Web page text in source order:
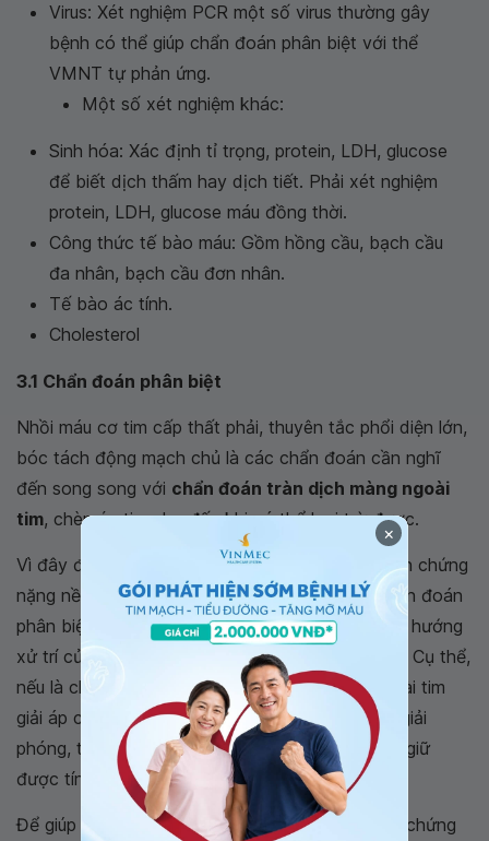
Virus: Xét nghiệm PCR một số virus thường gây
bệnh có thể giúp chẩn đoán phân biệt với thể
VMNT tự phản ứng.
Một số xét nghiệm khác:
Sinh hóa: Xác định tỉ trọng, protein, LDH, glucose
để biết dịch thấm hay dịch tiết. Phải xét nghiệm
protein, LDH, glucose máu đồng thời.
Công thức tế bào máu: Gồm hồng cầu, bạch cầu
đa nhân, bạch cầu đơn nhân.
Tế bào ác tính.
Cholesterol
3.1 Chẩn đoán phân biệt
Nhồi máu cơ tim cấp thất phải, thuyên tắc phổi diện lớn,
bóc tách động mạch chủ là các chẩn đoán cần nghĩ
đến song song với chẩn đoán tràn dịch màng ngoài
tim, chèn ép tim cho đến khi có thể loại trừ được.
Vì đây đều là các bệnh lý tim mạch cấp tính, biến chứng
nặng nề, đe dọa tính mạng người bệnh, việc chẩn đoán
phân biệt cần nhanh chóng đặt ra. Hơn thế nữa, hướng
xử trí của từng bệnh cũng hoàn toàn khác nhau. Cụ thể,
nếu là chèn ép tim, chỉ cần chọc dịch màng ngoài tim
giải áp cấp cứu tại giường, các buồng tim được giải
phóng, tình trạng sốc sẽ nhanh chóng phục hồi, giữ
được tính mạng cho người bệnh.
Để giúp người bệnh xác định nguyên nhân, biến chứng
×